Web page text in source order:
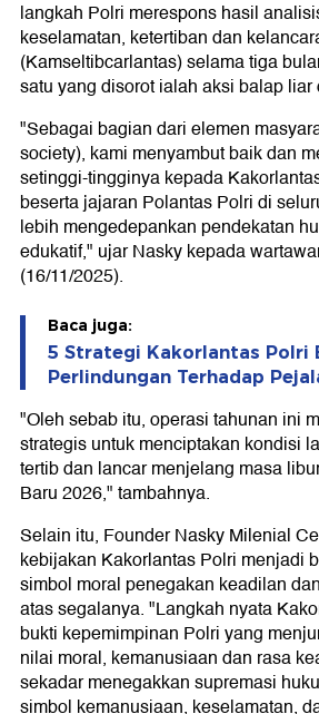
langkah Polri merespons hasil
keselamatan, ketertiban dan
(Kamseltibcarlantas) selama tiga
satu yang disorot ialah aksi balap liar
"Sebagai bagian dari elemen
society), kami menyambut baik dan
setinggi-tingginya kepada
beserta jajaran Polantas Polri di
lebih mengedepankan pendekatan
edukatif," ujar Nasky kepada
(16/11/2025).
Baca juga:
5 Strategi Kakorlantas Polri
Perlindungan Terhadap
"Oleh sebab itu, operasi tahunan ini
strategis untuk menciptakan kondisi
tertib dan lancar menjelang masa
Baru 2026," tambahnya.
Selain itu, Founder Nasky Milenial
kebijakan Kakorlantas Polri menjadi
simbol moral penegakan keadilan
atas segalanya. "Langkah nyata
bukti kepemimpinan Polri yang
nilai moral, kemanusiaan dan rasa
sekadar menegakkan supremasi
simbol kemanusiaan, keselamatan,